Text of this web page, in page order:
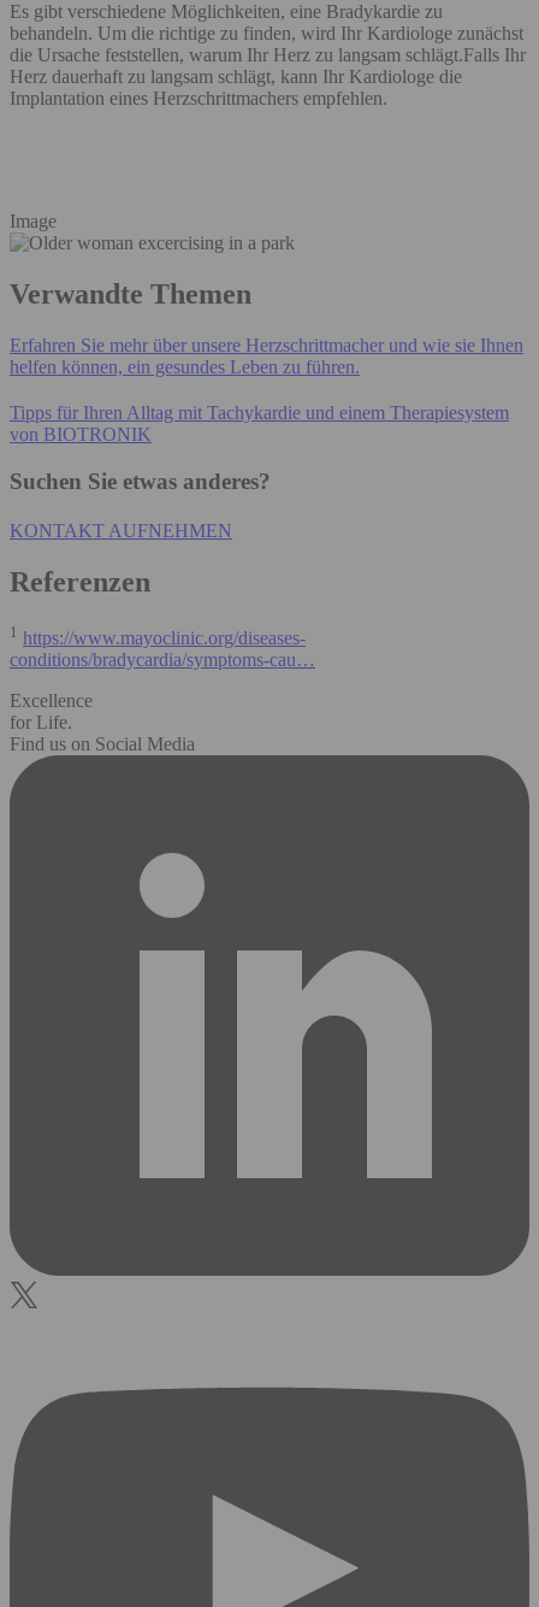
Es gibt verschiedene Möglichkeiten, eine Bradykardie zu
behandeln. Um die richtige zu finden, wird Ihr Kardiologe zunächst
die Ursache feststellen, warum Ihr Herz zu langsam schlägt.Falls Ihr
Herz dauerhaft zu langsam schlägt, kann Ihr Kardiologe die
Implantation eines Herzschrittmachers empfehlen.
Image
Verwandte Themen
Erfahren Sie mehr über unsere Herzschrittmacher und wie sie Ihnen
helfen können, ein gesundes Leben zu führen.
Tipps für Ihren Alltag mit Tachykardie und einem Therapiesystem
von BIOTRONIK
Suchen Sie etwas anderes?
KONTAKT AUFNEHMEN
Referenzen
1 https://www.mayoclinic.org/diseases-
conditions/bradycardia/symptoms-cau…
Excellence
for Life.
Find us on Social Media